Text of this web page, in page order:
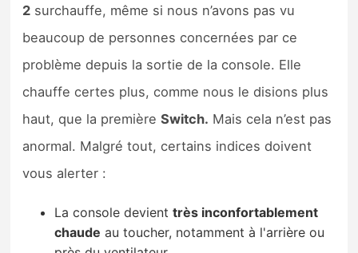
2 surchauffe, même si nous n’avons pas vu
beaucoup de personnes concernées par ce
problème depuis la sortie de la console. Elle
chauffe certes plus, comme nous le disions plus
haut, que la premièreSwitch. Mais cela n’est pas
anormal. Malgré tout, certains indices doivent
vous alerter :
La console devienttrès inconfortablement
chaude au toucher, notamment à l'arrière ou